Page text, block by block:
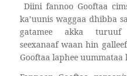
Diini fannoo Gooftaa
ka’uunis waggaa dhibba
gatamee akka turuuf
seexanaaf waan hin
Gooftaa laphee uummataa